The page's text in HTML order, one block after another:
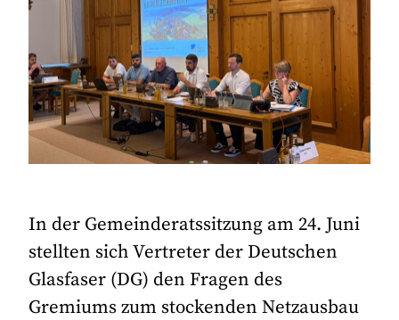
In der Gemeinderatssitzung am 24. Juni
stellten sich Vertreter der Deutschen
Glasfaser (DG) den Fragen des
Gremiums zum stockenden Netzausbau